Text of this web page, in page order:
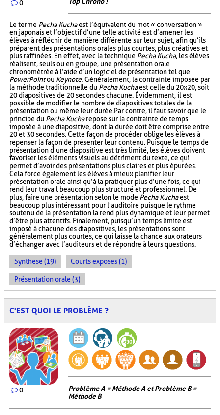
0
Le terme Pecha Kuchaest l’équivalent du mot « conversation »
en japonais et l’objectif d’une telle activité est d’amener les
élèves à réfléchir de manière différente sur leur sujet, afin qu’ils
préparent des présentations orales plus courtes, plus créatives et
plus raffinées. En effet, avec la technique Pecha Kucha, les élèves
réalisent, seuls ou en groupe, une présentation orale
chronométrée à l’aide d’un logiciel de présentation tel que
PowerPointou Keynote. Généralement, la contrainte imposée par
la méthode traditionnelle du Pecha Kuchaest celle du 20x20, soit
20 diapositives de 20 secondes chacune. Évidemment, il est
possible de modifier le nombre de diapositives totales de la
présentation ou même leur durée. Par contre, il faut savoir que le
principe du Pecha Kucharepose sur la contrainte de temps
imposée à une diapositive, dont la durée doit être comprise entre
20 et 30 secondes. Cette façon de procéder oblige les élèves à
repenser la façon de présenter leur contenu. Puisque le temps de
présentation d’une diapositive est très limité, les élèves doivent
favoriser les éléments visuels au détriment du texte, ce qui
permet d’avoir des présentations plus claires et plus épurées.
Cela force également les élèves à mieux planifier leur
présentation orale ainsi qu’à la pratiquer plus d’une fois, ce qui
rend leur travail beaucoup plus structuré et professionnel. De
plus, faire une présentation selon le mode Pecha Kuchaest
beaucoup plus intéressant pour l’auditoire puisque le rythme
soutenu de la présentation la rend plus dynamique et leur permet
d’être plus attentifs. Finalement, puisqu’un temps limite est
imposé à chacune des diapositives, les présentations sont
généralement plus courtes, ce qui laisse la chance aux orateurs
d’échanger avec l’auditeurs et de répondre à leurs questions.
Synthèse (19) Courts exposés (1)
Présentation orale (3)
C'EST QUOI LE PROBLÈME ?
0
Problème A = Méthode A et Problème B =
Méthode B